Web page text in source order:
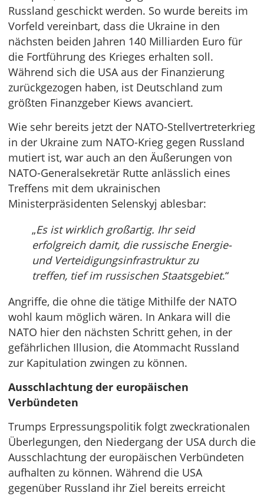
Russland geschickt werden. So wurde bereits im
Vorfeld vereinbart, dass die Ukraine in den
nächsten beiden Jahren 140 Milliarden Euro für
die Fortführung des Krieges erhalten soll.
Während sich die USA aus der Finanzierung
zurückgezogen haben, ist Deutschland zum
größten Finanzgeber Kiews avanciert.
Wie sehr bereits jetzt der NATO-Stellvertreterkrieg
in der Ukraine zum NATO-Krieg gegen Russland
mutiert ist, war auch an den Äußerungen von
NATO-Generalsekretär Rutte anlässlich eines
Treffens mit dem ukrainischen
Ministerpräsidenten Selenskyj ablesbar:
„Es ist wirklich großartig. Ihr seid
erfolgreich damit, die russische Energie-
und Verteidigungsinfrastruktur zu
treffen, tief im russischen Staatsgebiet.“
Angriffe, die ohne die tätige Mithilfe der NATO
wohl kaum möglich wären. In Ankara will die
NATO hier den nächsten Schritt gehen, in der
gefährlichen Illusion, die Atommacht Russland
zur Kapitulation zwingen zu können.
Ausschlachtung der europäischen
Verbündeten
Trumps Erpressungspolitik folgt zweckrationalen
Überlegungen, den Niedergang der USA durch die
Ausschlachtung der europäischen Verbündeten
aufhalten zu können. Während die USA
gegenüber Russland ihr Ziel bereits erreicht